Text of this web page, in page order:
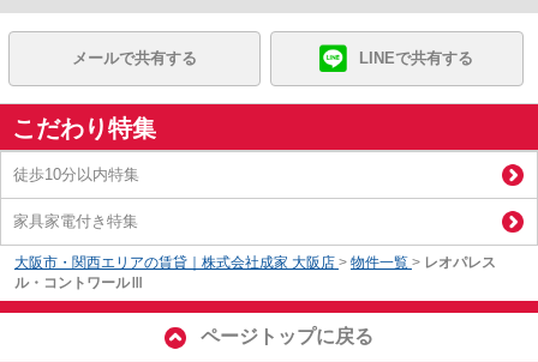
メールで共有する LINEで共有する
こだわり特集
徒歩10分以内特集
家具家電付き特集
大阪市・関西エリアの賃貸｜株式会社成家 大阪店 > 物件一覧 > レオパレス
ル・コントワールⅢ
ページトップに戻る